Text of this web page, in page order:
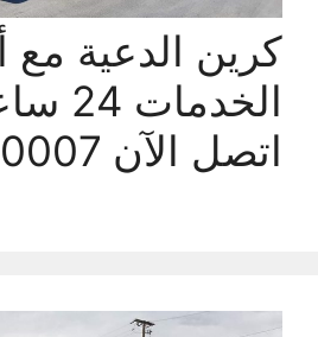
كرين الدعية مع
الخدمات
اتصل الآن 92220007